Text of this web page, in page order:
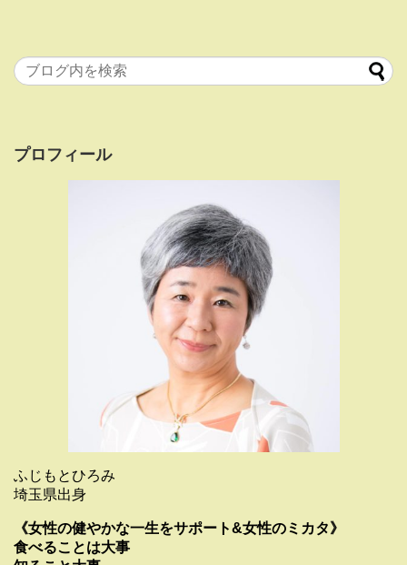
プロフィール
ふじもとひろみ
埼玉県出身
《女性の健やかな一生をサポート&女性のミカタ》
食べることは大事